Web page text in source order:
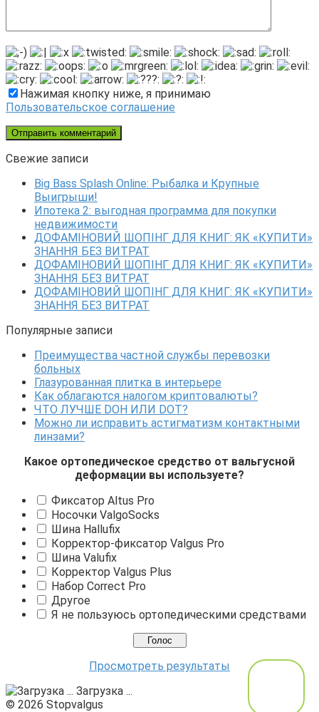
Нажимая кнопку ниже, я принимаю
Пользовательское соглашение
Свежие записи
Big Bass Splash Online: Рыбалка и Крупные
Выигрыши!
Ипотека 2: выгодная программа для покупки
недвижимости
ДОФАМІНОВИЙ ШОПІНГ ДЛЯ КНИГ: ЯК «КУПИТИ»
ЗНАННЯ БЕЗ ВИТРАТ
ДОФАМІНОВИЙ ШОПІНГ ДЛЯ КНИГ: ЯК «КУПИТИ»
ЗНАННЯ БЕЗ ВИТРАТ
ДОФАМІНОВИЙ ШОПІНГ ДЛЯ КНИГ: ЯК «КУПИТИ»
ЗНАННЯ БЕЗ ВИТРАТ
Популярные записи
Преимущества частной службы перевозки
больных
Глазурованная плитка в интерьере
Как облагаются налогом криптовалюты?
ЧТО ЛУЧШЕ DOH ИЛИ DOT?
Можно ли исправить астигматизм контактными
линзами?
Какое ортопедическое средство от вальгусной
деформации вы используете?
Фиксатор Altus Pro
Носочки ValgoSocks
Шина Hallufix
Корректор-фиксатор Valgus Pro
Шина Valufix
Корректор Valgus Plus
Набор Correct Pro
Другое
Я не пользуюсь ортопедическими средствами
Просмотреть результаты
Загрузка ...
© 2026 Stopvalgus